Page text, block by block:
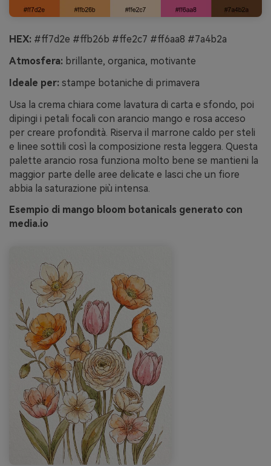
HEX: #ff7d2e #ffb26b #ffe2c7 #ff6aa8 #7a4b2a
Atmosfera: brillante, organica, motivante
Ideale per: stampe botaniche di primavera
Usa la crema chiara come lavatura di carta e sfondo, poi
dipingi i petali focali con arancio mango e rosa acceso
per creare profondità. Riserva il marrone caldo per steli
e linee sottili così la composizione resta leggera. Questa
palette arancio rosa funziona molto bene se mantieni la
maggior parte delle aree delicate e lasci che un fiore
abbia la saturazione più intensa.
Esempio di mango bloom botanicals generato con
media.io